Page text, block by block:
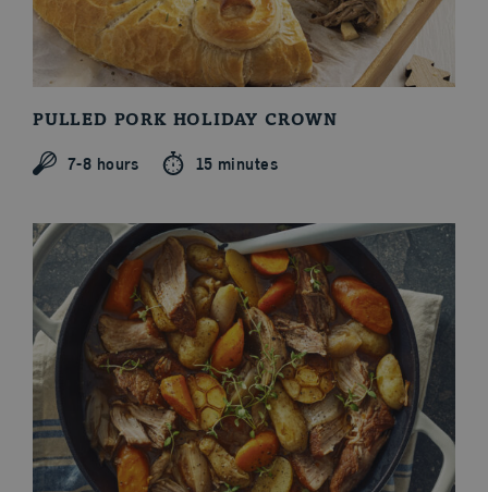
PULLED PORK HOLIDAY CROWN
7-8 hours 15 minutes